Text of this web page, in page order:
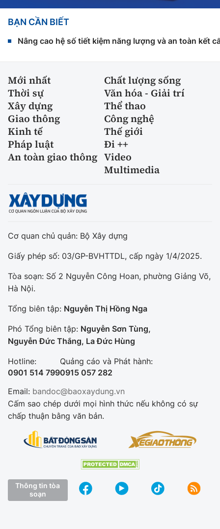
BẠN CẦN BIẾT
Nâng cao hệ số tiết kiệm năng lượng và an toàn kết
Mới nhất
Chất lượng sống
Thời sự
Văn hóa - Giải trí
Xây dựng
Thể thao
Giao thông
Công nghệ
Kinh tế
Thế giới
Pháp luật
Đi ++
An toàn giao thông Video
Multimedia
Cơ quan chủ quản: Bộ Xây dựng
Giấy phép số: 03/GP-BVHTTDL, cấp ngày 1/4/2025.
Tòa soạn: Số 2 Nguyễn Công Hoan, phường Giảng Võ,
Hà Nội.
Tổng biên tập: Nguyễn Thị Hồng Nga
Phó Tổng biên tập: Nguyễn Sơn Tùng,
Nguyễn Đức Thắng, La Đức Hùng
Hotline:
0901 514 799
Quảng cáo và Phát hành:
0915 057 282
Email: bandoc@baoxaydung.vn
Cấm sao chép dưới mọi hình thức nếu không có sự
chấp thuận bằng văn bản.
Thông tin tòa
soạn